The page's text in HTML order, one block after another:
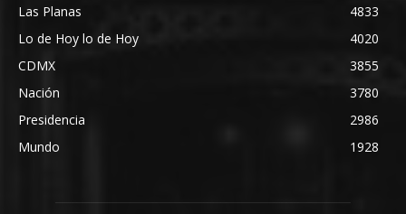
Las Planas
4833
Lo de Hoy lo de Hoy
4020
CDMX
3855
Nación
3780
Presidencia
2986
Mundo
1928